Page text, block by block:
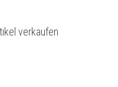
verkaufen